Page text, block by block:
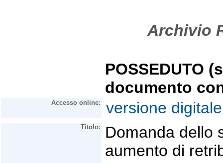
Archivio
POSSEDUTO
documento
Accesso online: versione digitale
Titolo:
Domanda dello
aumento di